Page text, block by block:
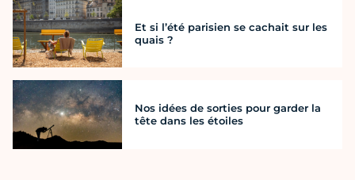
Et si l’été parisien se cachait sur les
quais ?
Nos idées de sorties pour garder la
tête dans les étoiles